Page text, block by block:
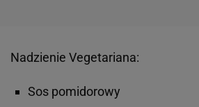
Nadzienie Vegetariana:
Sos pomidorowy